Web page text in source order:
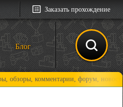
Заказать прохождение
Блог
комментарии, форум, новости и,